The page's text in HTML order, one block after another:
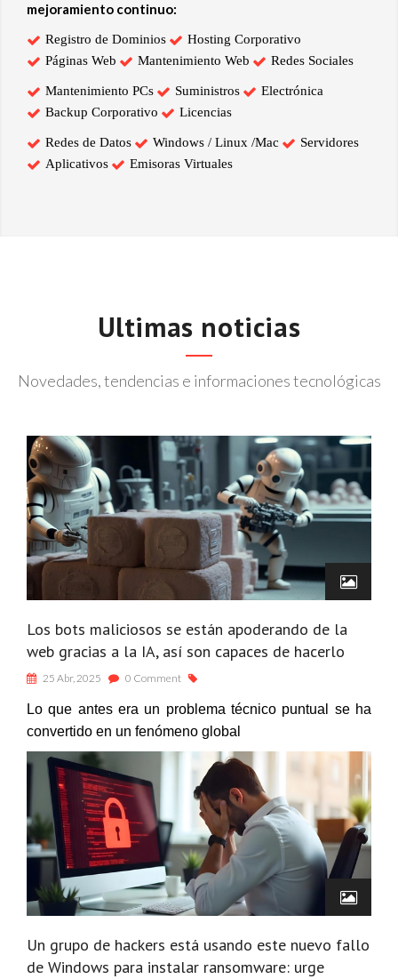
mejoramiento continuo:
Registro de Dominios
Hosting Corporativo
Páginas Web
Mantenimiento Web Redes Sociales
Mantenimiento PCs Suministros
Electrónica
Backup Corporativo
Licencias
Redes de Datos Windows / Linux /Mac
Servidores
Aplicativos
Emisoras Virtuales
Ultimas noticias
Novedades, tendencias e informaciones tecnológicas
Los bots maliciosos se están apoderando de la
web gracias a la IA, así son capaces de hacerlo
25 Abr, 2025 0 Comment
Lo que antes era un problema técnico puntual se ha
convertido en un fenómeno global
Un grupo de hackers está usando este nuevo fallo
de Windows para instalar ransomware: urge